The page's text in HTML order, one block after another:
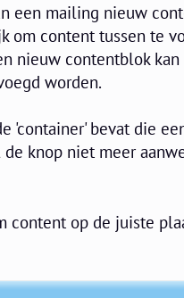
een mailing nieuw
om content tussen te
nieuw contentblok kan
worden.
'container' bevat die
knop niet meer
content op de juiste